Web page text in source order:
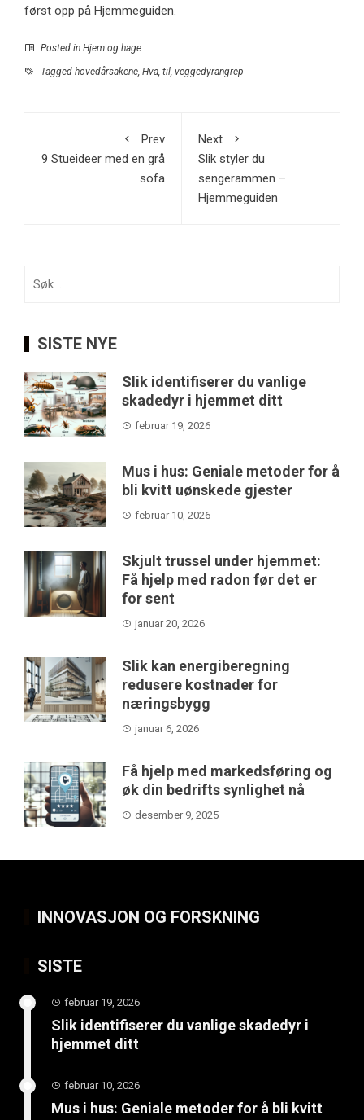
først opp på Hjemmeguiden.
Posted in Hjem og hage
Tagged hovedårsakene, Hva, til, veggedyrangrep
Prev
9 Stueideer med en grå
sofa
Next
Slik styler du
sengerammen –
Hjemmeguiden
etter:
SISTE NYE
Slik identifiserer du vanlige
skadedyr i hjemmet ditt
februar 19, 2026
Mus i hus: Geniale metoder for å
bli kvitt uønskede gjester
februar 10, 2026
Skjult trussel under hjemmet:
Få hjelp med radon før det er
for sent
januar 20, 2026
Slik kan energiberegning
redusere kostnader for
næringsbygg
januar 6, 2026
Få hjelp med markedsføring og
øk din bedrifts synlighet nå
desember 9, 2025
INNOVASJON OG FORSKNING
SISTE
februar 19, 2026
Slik identifiserer du vanlige skadedyr i
hjemmet ditt
februar 10, 2026
Mus i hus: Geniale metoder for å bli kvitt